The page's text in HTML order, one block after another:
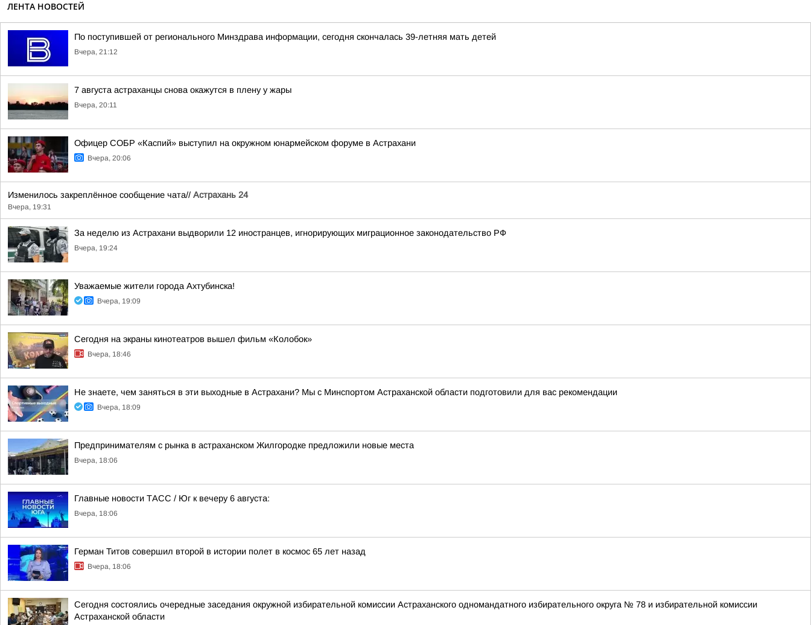
ЛЕНТА НОВОСТЕЙ
По поступившей от регионального Минздрава информации, сегодня скончалась 39-летняя мать детей
Вчера, 21:12
7 августа астраханцы снова окажутся в плену у жары
Вчера, 20:11
Офицер СОБР «Каспий» выступил на окружном юнармейском форуме в Астрахани
Вчера, 20:06
Изменилось закреплённое сообщение чата// Астрахань 24
Вчера, 19:31
За неделю из Астрахани выдворили 12 иностранцев, игнорирующих миграционное законодательство РФ
Вчера, 19:24
Уважаемые жители города Ахтубинска!
Вчера, 19:09
Сегодня на экраны кинотеатров вышел фильм «Колобок»
Вчера, 18:46
Не знаете, чем заняться в эти выходные в Астрахани? Мы с Минспортом Астраханской области подготовили для вас рекомендации
Вчера, 18:09
Предпринимателям с рынка в астраханском Жилгородке предложили новые места
Вчера, 18:06
Главные новости ТАСС / Юг к вечеру 6 августа:
Вчера, 18:06
Герман Титов совершил второй в истории полет в космос 65 лет назад
Вчера, 18:06
Сегодня состоялись очередные заседания окружной избирательной комиссии Астраханского одномандатного избирательного округа № 78 и избирательной комиссии
Астраханской области